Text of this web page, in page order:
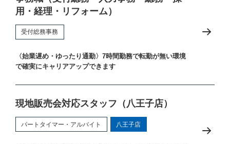
用・経理・リフォーム）
受付総務事務
〈始業遅め・ゆったり通勤〉7時間勤務で転勤が無い環境
で確実にキャリアアップできます
現地販売会対応スタッフ（八王子店）
パートタイマー・アルバイト 八王子店